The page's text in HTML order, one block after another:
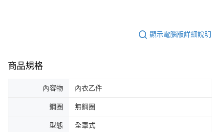
顯示電腦版詳細說明
商品規格
內容物 內衣乙件
鋼圈 無鋼圈
型態 全罩式